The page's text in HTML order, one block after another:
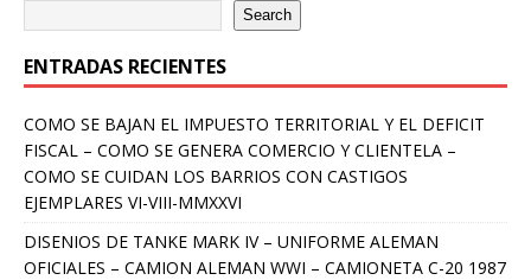
Search
ENTRADAS RECIENTES
COMO SE BAJAN EL IMPUESTO TERRITORIAL Y EL DEFICIT
FISCAL – COMO SE GENERA COMERCIO Y CLIENTELA –
COMO SE CUIDAN LOS BARRIOS CON CASTIGOS
EJEMPLARES VI-VIII-MMXXVI
DISENIOS DE TANKE MARK IV – UNIFORME ALEMAN
OFICIALES – CAMION ALEMAN WWI – CAMIONETA C-20 1987